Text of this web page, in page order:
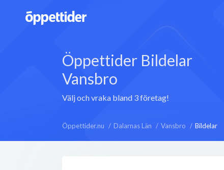
Öppettider Bildelar
Vansbro
Välj och vraka bland 3 företag!
Öppettider.nu Dalarnas Län Vansbro Bildelar